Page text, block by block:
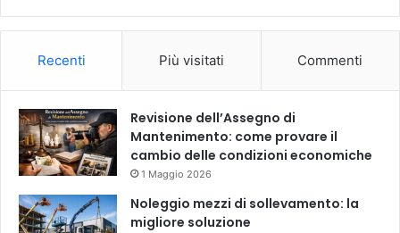
Recenti Più visitati Commenti
Revisione dell’Assegno di
Mantenimento: come provare il
cambio delle condizioni economiche
1 Maggio 2026
Noleggio mezzi di sollevamento: la
migliore soluzione